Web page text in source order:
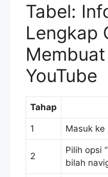
Tabel:
Lengkap
YouTube
Tahap
1 Masuk ke
2
Pilih opsi
bilah